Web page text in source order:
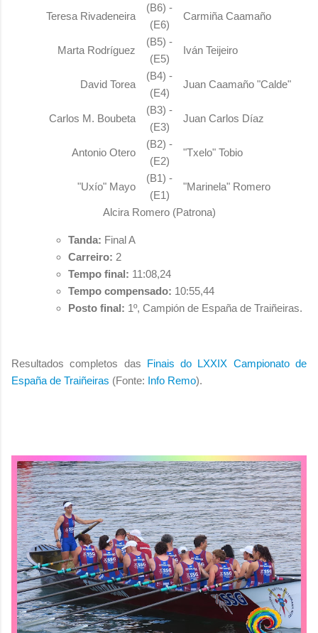
Teresa Rivadeneira
(B6) -
(E6)
Carmiña Caamaño
Marta Rodríguez
(B5) -
(E5)
Iván Teijeiro
David Torea
(B4) -
(E4)
Juan Caamaño "Calde"
Carlos M. Boubeta
(B3) -
(E3)
Juan Carlos Díaz
Antonio Otero
(B2) -
(E2)
"Txelo" Tobio
"Uxío" Mayo
(B1) -
(E1)
"Marinela" Romero
Alcira Romero (Patrona)
Tanda: Final A
Carreiro: 2
Tempo final: 11:08,24
Tempo compensado: 10:55,44
Posto final: 1º, Campión de España de Traiñeiras.
Resultados completos das Finaisdo LXXIX Campionato de
España de Traiñeiras (Fonte: Info Remo).